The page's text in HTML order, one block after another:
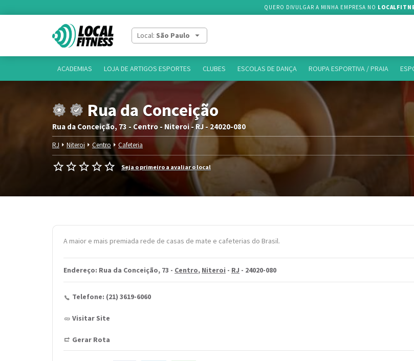
QUERO DIVULGAR A MINHA EMPRESA NO
Local: São Paulo
ACADEMIAS LOJA DE ARTIGOS ESPORTES CLUBES ESCOLAS DE DANÇA ROUPA ESPORTIVA / PRAIA
Rua da Conceição
Rua da Conceição, 73 - Centro - Niteroi - RJ - 24020-080
RJ Niteroi Centro Cafeteria
Seja o primeiro a avaliar o local
A maior e mais premiada rede de casas de mate e cafeterias do Brasil.
Endereço: Rua da Conceição, 73 - Centro, Niteroi - RJ - 24020-080
Telefone: (21) 3619-6060
Visitar Site
Gerar Rota